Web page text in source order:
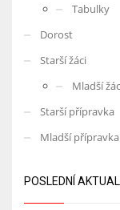
Tabulky
Dorost
Starší žáci
Mladší
Starší přípravka
Mladší přípravka
POSLEDNÍ